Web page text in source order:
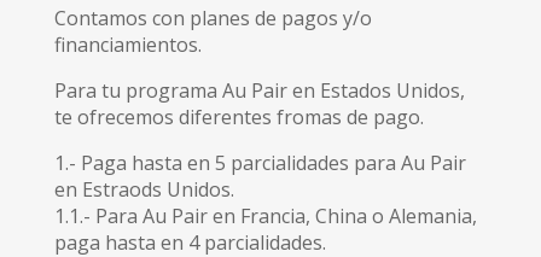
Contamos con planes de pagos y/o
financiamientos.
Para tu programa Au Pair en Estados Unidos,
te ofrecemos diferentes fromas de pago.
1.- Paga hasta en 5 parcialidades para Au Pair
en Estraods Unidos.
1.1.- Para Au Pair en Francia, China o Alemania,
paga hasta en 4 parcialidades.